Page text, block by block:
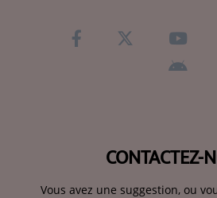
CONTACTEZ-
Vous avez une suggestion, ou